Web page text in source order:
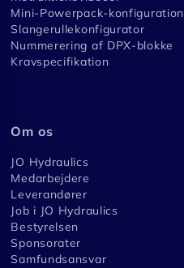
Mini-Powerpack-konfiguration
Slangerullekonfigurator
Nummerering af DPX-blokke
Kravspecifikation
Om os
JO Hydraulics
Medarbejdere
Leverandører
Job i JO Hydraulics
Bestyrelsen
Sponsorater
Samfundsansvar